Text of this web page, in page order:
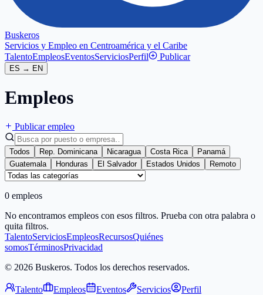
Buskeros
Servicios y Empleo en Centroamérica y el Caribe
TalentoEmpleosEventosServiciosPerfil Publicar
ES → EN
Empleos
Publicar empleo
Todos Rep. Dominicana Nicaragua Costa Rica
Panamá
Guatemala
Honduras El Salvador Estados Unidos Remoto
0 empleos
No encontramos empleos con esos filtros. Prueba con otra palabra o
quita filtros.
TalentoServiciosEmpleosRecursosQuiénes
somosTérminosPrivacidad
© 2026 Buskeros. Todos los derechos reservados.
Talento Empleos Eventos Servicios Perfil